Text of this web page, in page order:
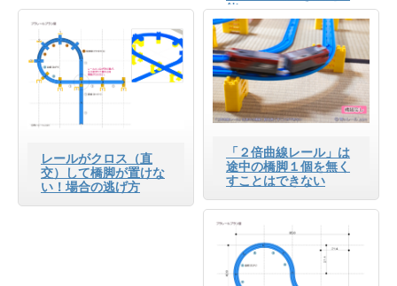
能
レールがクロス（直
交）して橋脚が置けな
い！場合の逃げ方
「２倍曲線レール」は
途中の橋脚１個を無く
すことはできない